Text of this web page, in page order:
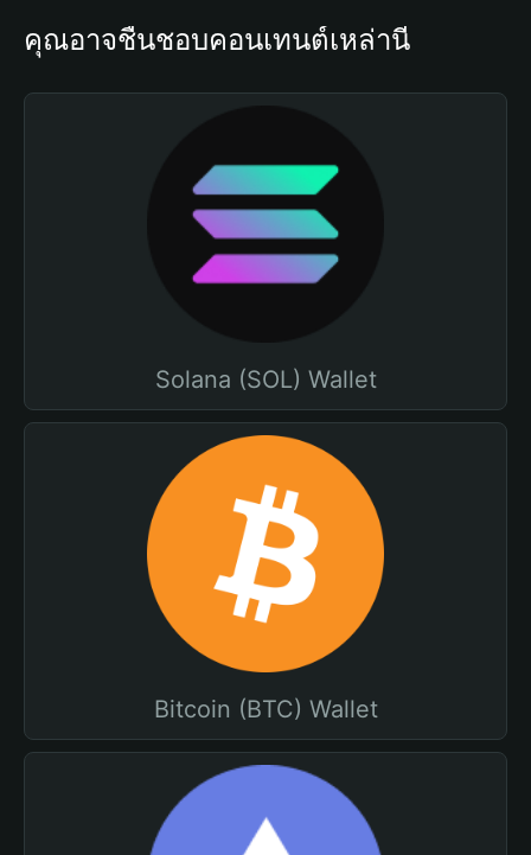
คุณอาจชื่นชอบคอนเทนต์เหล่านี้
Solana (SOL) Wallet
Bitcoin (BTC) Wallet